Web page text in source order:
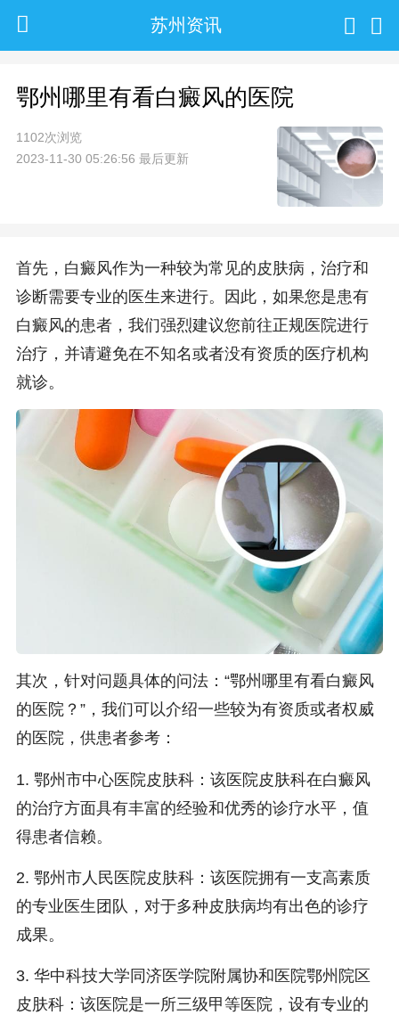
苏州资讯
鄂州哪里有看白癜风的医院
1102次浏览
2023-11-30 05:26:56 最后更新
首先，白癜风作为一种较为常见的皮肤病，治疗和
诊断需要专业的医生来进行。因此，如果您是患有
白癜风的患者，我们强烈建议您前往正规医院进行
治疗，并请避免在不知名或者没有资质的医疗机构
就诊。
其次，针对问题具体的问法：“鄂州哪里有看白癜风
的医院？”，我们可以介绍一些较为有资质或者权威
的医院，供患者参考：
1. 鄂州市中心医院皮肤科：该医院皮肤科在白癜风
的治疗方面具有丰富的经验和优秀的诊疗水平，值
得患者信赖。
2. 鄂州市人民医院皮肤科：该医院拥有一支高素质
的专业医生团队，对于多种皮肤病均有出色的诊疗
成果。
3. 华中科技大学同济医学院附属协和医院鄂州院区
皮肤科：该医院是一所三级甲等医院，设有专业的